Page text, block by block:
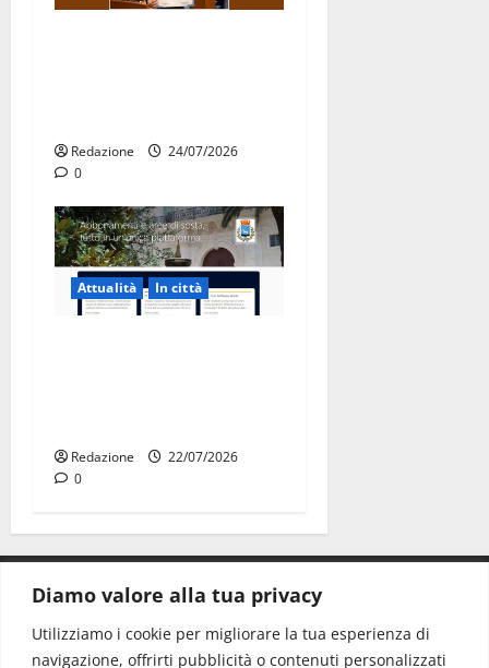
Diamo valore alla tua privacy
Utilizziamo i cookie per migliorare la tua esperienza di
navigazione, offrirti pubblicità o contenuti personalizzati
Redazione
24/07/2026
0
Attualità In città
Redazione
22/07/2026
0
CONTATTI.